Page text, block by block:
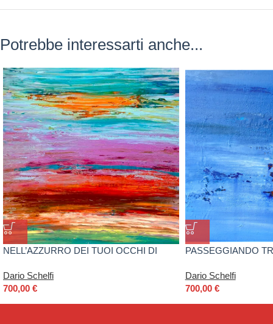
Potrebbe interessarti anche...
NELL’AZZURRO DEI TUOI OCCHI DI
Dario Schelfi
700,00 €
PASSEGGIANDO
Dario Schelfi
700,00 €